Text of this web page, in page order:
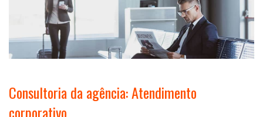
Consultoria da agência: Atendimento
corporativo